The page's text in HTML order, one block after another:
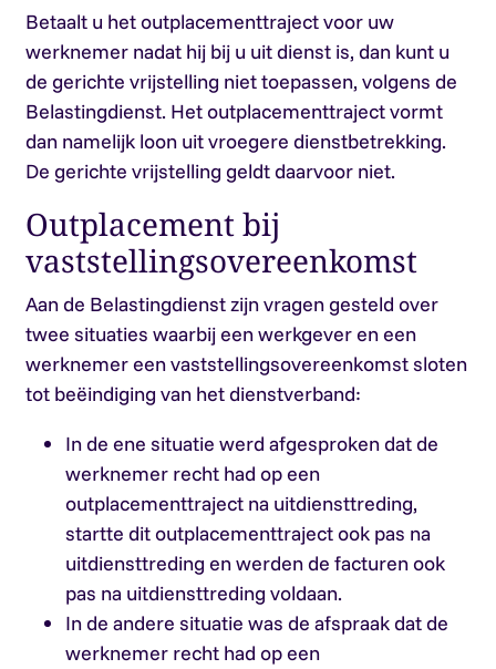
Betaalt u het outplacementtraject voor uw
werknemer nadat hij bij u uit dienst is, dan kunt u
de gerichte vrijstelling niet toepassen, volgens de
Belastingdienst. Het outplacementtraject vormt
dan namelijk loon uit vroegere dienstbetrekking.
De gerichte vrijstelling geldt daarvoor niet.
Outplacement bij
vaststellingsovereenkomst
Aan de Belastingdienst zijn vragen gesteld over
twee situaties waarbij een werkgever en een
werknemer een vaststellingsovereenkomst sloten
tot beëindiging van het dienstverband:
In de ene situatie werd afgesproken dat de
werknemer recht had op een
outplacementtraject na uitdiensttreding,
startte dit outplacementtraject ook pas na
uitdiensttreding en werden de facturen ook
pas na uitdiensttreding voldaan.
In de andere situatie was de afspraak dat de
werknemer recht had op een